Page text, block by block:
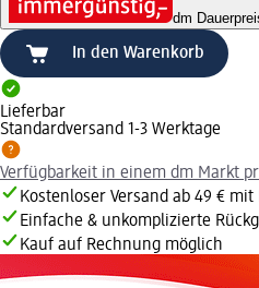
dm
In den Warenkorb
Lieferbar
Standardversand 1-3 Werktage
Verfügbarkeit in einem dm Markt
Kostenloser Versand ab 49 €
Einfache & unkomplizierte
Kauf auf Rechnung möglich